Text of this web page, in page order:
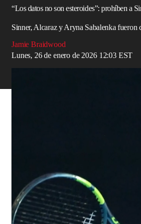
“Los datos no son esteroides”: prohíben a
Sinner, Alcaraz y Aryna Sabalenka fueron
Jamie Braidwood
Lunes, 26 de enero de 2026 12:03 EST
Una controversia por el uso de
en los torneos de Grand Slam, aunque
sobre su posible autorización en el futuro.
En contraste, el uso de dispositivos de
WTA
. Cuando el circuito masculino
de deportes, Ross Hutchins, afirmó que
rendimiento de los jugadores y la